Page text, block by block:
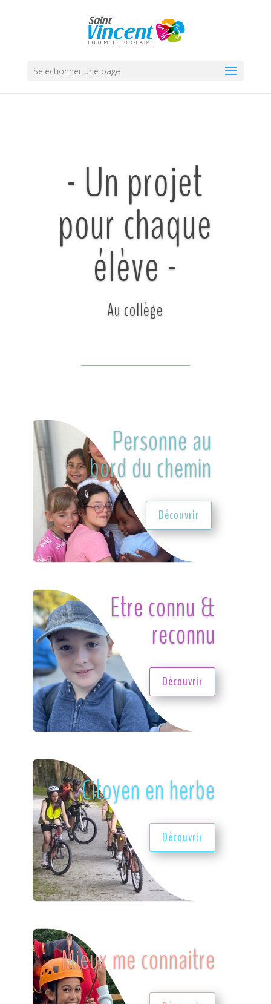
Sélectionner une page
- Un projet
pour chaque
élève -
Au collège
Personne au
bord du chemin
Découvrir
Etre connu &
reconnu
Découvrir
Citoyen en herbe
Découvrir
Mieux me connaitre